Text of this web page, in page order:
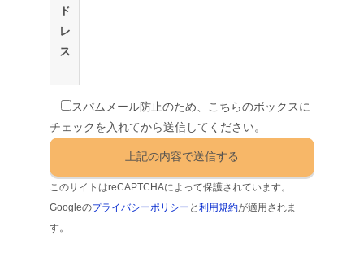
ド
レ
ス
スパムメール防止のため、こちらのボックスに
チェックを入れてから送信してください。
このサイトはreCAPTCHAによって保護されています。
Googleのプライバシーポリシー と利用規約が適用されま
す。